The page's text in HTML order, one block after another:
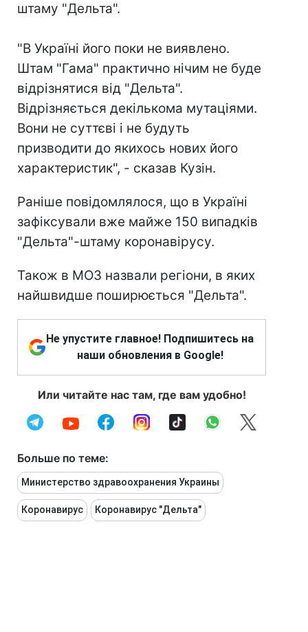
штаму "Дельта".
"В Україні його поки не виявлено.
Штам "Гама" практично нічим не буде
відрізнятися від "Дельта".
Відрізняється декількома мутаціями.
Вони не суттєві і не будуть
призводити до якихось нових його
характеристик", - сказав Кузін.
Раніше повідомлялося, що в Україні
зафіксували вже майже 150 випадків
"Дельта"-штаму коронавірусу.
Також в МОЗ назвали регіони, в яких
найшвидше поширюється "Дельта".
Не упустите главное! Подпишитесь на
наши обновления в Google!
Или читайте нас там, где вам удобно!
Больше по теме:
Министерство здравоохранения Украины
Коронавирус Коронавирус "Дельта"